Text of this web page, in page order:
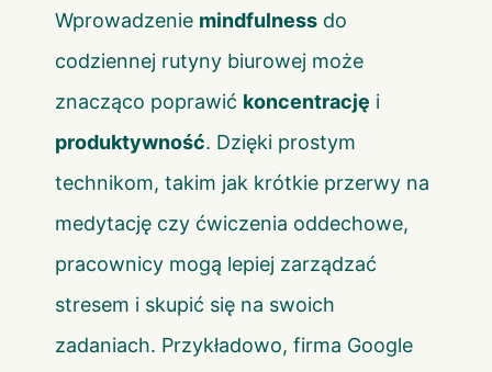
Wprowadzenie mindfulness do
codziennej rutyny biurowej może
znacząco poprawić koncentrację i
produktywność. Dzięki prostym
technikom, takim jak krótkie przerwy na
medytację czy ćwiczenia oddechowe,
pracownicy mogą lepiej zarządzać
stresem i skupić się na swoich
zadaniach. Przykładowo, firma Google